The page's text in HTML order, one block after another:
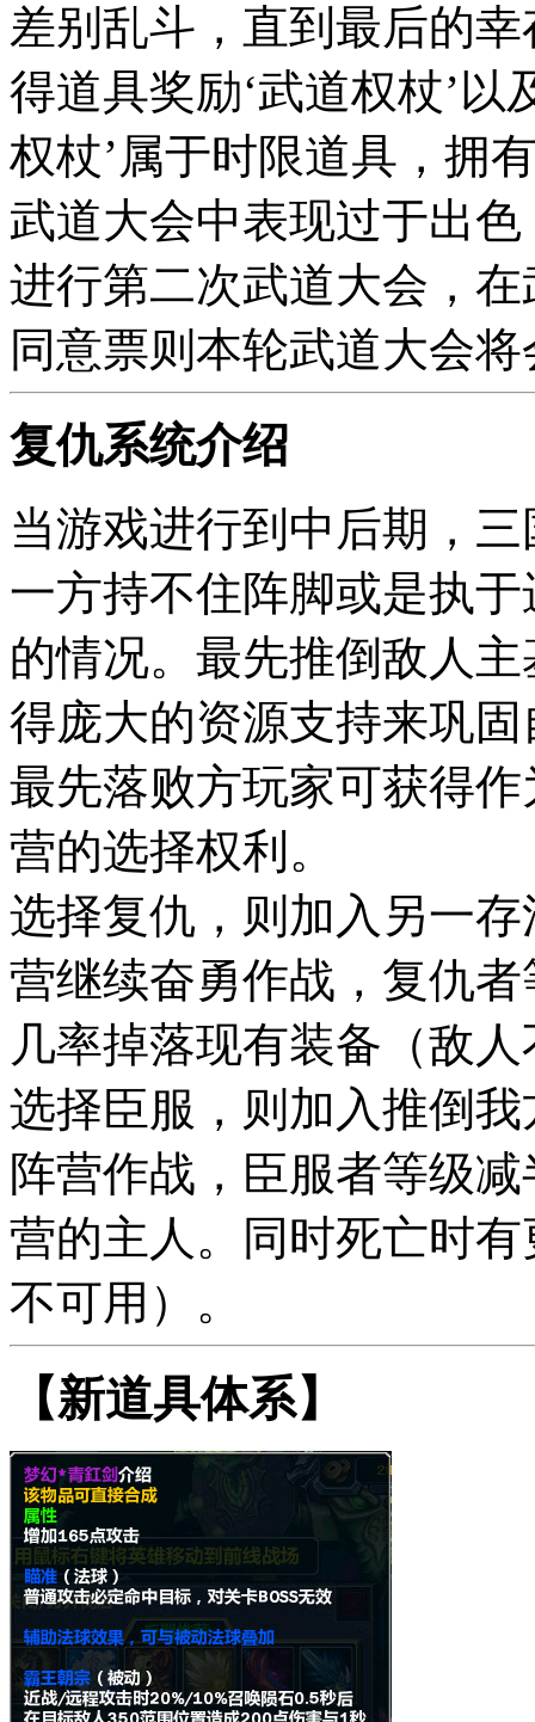
差别乱斗，直到最后的
得道具奖励‘武道权杖’以
权杖’属于时限道具，拥
武道大会中表现过于出
进行第二次武道大会，
同意票则本轮武道大会
复仇系统介绍
当游戏进行到中后期，
一方持不住阵脚或是执
的情况。最先推倒敌人
得庞大的资源支持来巩
最先落败方玩家可获得
营的选择权利。
选择复仇，则加入另一
营继续奋勇作战，复仇
几率掉落现有装备（敌
选择臣服，则加入推倒
阵营作战，臣服者等级
营的主人。同时死亡时
不可用）。
【新道具体系】